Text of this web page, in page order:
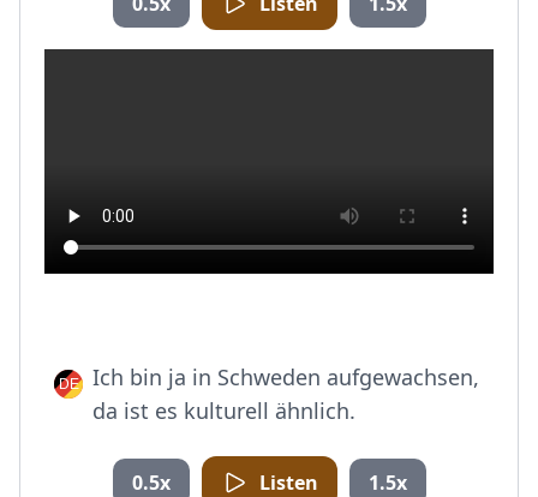
Ich bin ja in Schweden aufgewachsen,
da ist es kulturell ähnlich.
0.5x Listen 1.5x